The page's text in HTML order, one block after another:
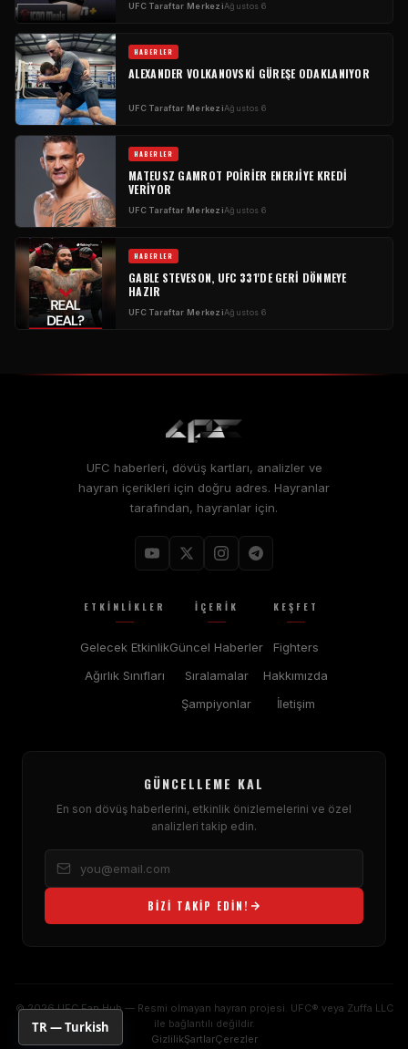
UFC Taraftar MerkeziAğustos 6
HABERLER
ALEXANDER VOLKANOVSKI GÜREŞE ODAKLANIYOR
UFC Taraftar MerkeziAğustos 6
HABERLER
MATEUSZ GAMROT POIRIER ENERJIYE KREDI
VERIYOR
UFC Taraftar MerkeziAğustos 6
HABERLER
GABLE STEVESON, UFC 331'DE GERI DÖNMEYE
HAZIR
UFC Taraftar MerkeziAğustos 6
UFC haberleri, dövüş kartları, analizler ve
hayran içerikleri için doğru adres. Hayranlar
tarafından, hayranlar için.
ETKINLIKLER
Gelecek Etkinlik
Ağırlık Sınıfları
İÇERIK
Güncel Haberler
Sıralamalar
Şampiyonlar
KEŞFET
Fighters
Hakkımızda
İletişim
GÜNCELLEME KAL
En son dövüş haberlerini, etkinlik önizlemelerini ve özel
analizleri takip edin.
BIZI TAKIP EDIN!
© 2026 UFC Fan Hub — Resmi olmayan hayran projesi. UFC® veya Zuffa LLC
ile bağlantılı değildir.
GizlilikŞartlarÇerezler
TR — Turkish